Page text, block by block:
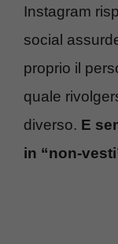
Instagram
social
proprio il
quale
diverso. E
in “non-